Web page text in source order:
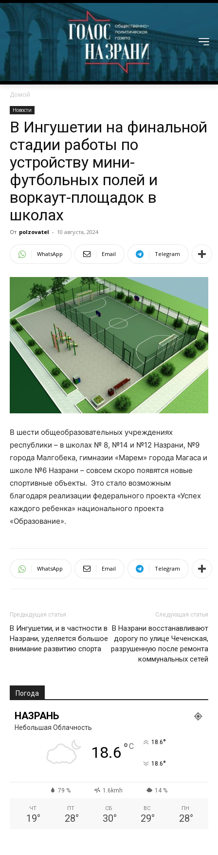
Домой
Новости
В Ингушетии на финальной
стадии работы по
устройству мини-
футбольных полей и
воркаут-площадок в
школах
От polzovatel - 10 августа, 2024
WhatsApp Email Telegram
В шести общеобразовательных учреждениях
республики – в школах № 8, №14 и №12 Назрани, №9
города Малгобека, гимназии «Марем» города Магаса и
школе №6 Назрани – совсем скоро появятся новые
спортивные объекты. Это стало возможным
благодаря реализации федерального проекта «Успех
каждого ребенка» национального проекта
«Образование».
WhatsApp Email Telegram
Предыдущая статья
В Ингушетии, и в частности в
Назрани, уделяется большое
внимание развитию спорта
Следующая статья
В Назрани восстанавливают
дорогу по улице Чеченская,
разрушенную после ремонта
коммунальных сетей
Погода
НАЗРАНЬ
Небольшая Облачность
18.6 °C 18.6°
18.6°
79 % 1.6kmh 14 %
ЧТ
19°
ПТ
28°
СБ
30°
ВС
29°
ПН
28°